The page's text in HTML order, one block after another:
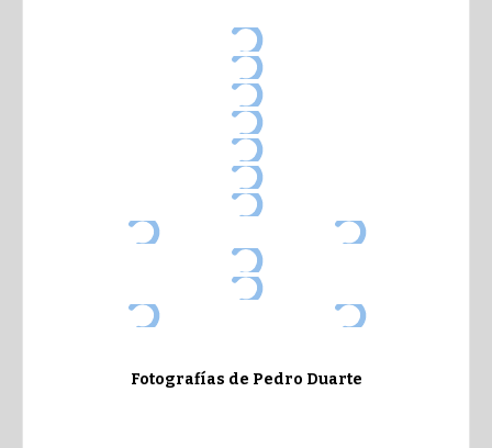
Fotografías de Pedro Duarte